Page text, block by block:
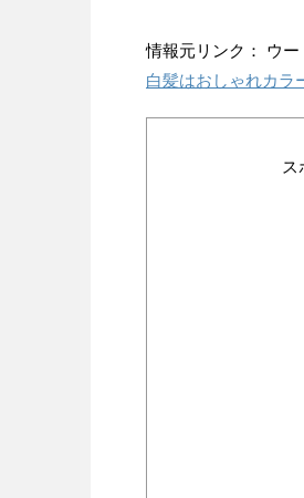
情報元リンク： ウー
白髪はおしゃれカラ
ス